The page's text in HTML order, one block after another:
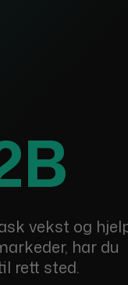
vekst og
har du
rett sted.